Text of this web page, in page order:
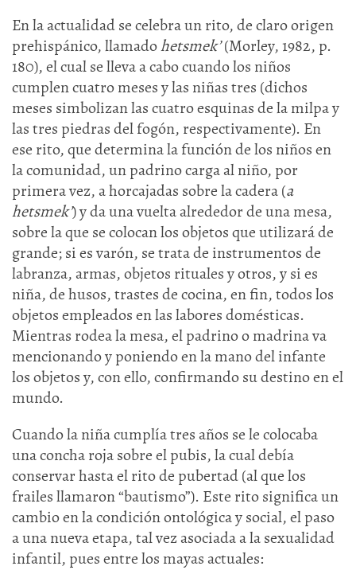
En la actualidad se celebra un rito, de claro origen
prehispánico, llamadohetsmek’(Morley, 1982, p.
180), el cual se lleva a cabo cuando los niños
cumplen cuatro meses y las niñas tres (dichos
meses simbolizan las cuatro esquinas de la milpa y
las tres piedras del fogón, respectivamente). En
ese rito, que determina la función de los niños en
la comunidad, un padrino carga al niño, por
primera vez, a horcajadas sobre la cadera (a
hetsmek’) y da una vuelta alrededor de una mesa,
sobre la que se colocan los objetos que utilizará de
grande; si es varón, se trata de instrumentos de
labranza, armas, objetos rituales y otros, y si es
niña, de husos, trastes de cocina, en fin, todos los
objetos empleados en las labores domésticas.
Mientras rodea la mesa, el padrino o madrina va
mencionando y poniendo en la mano del infante
los objetos y, con ello, confirmando su destino en el
mundo.
Cuando la niña cumplía tres años se le colocaba
una concha roja sobre el pubis, la cual debía
conservar hasta el rito de pubertad (al que los
frailes llamaron “bautismo”). Este rito significa un
cambio en la condición ontológica y social, el paso
a una nueva etapa, tal vez asociada a la sexualidad
infantil, pues entre los mayas actuales: